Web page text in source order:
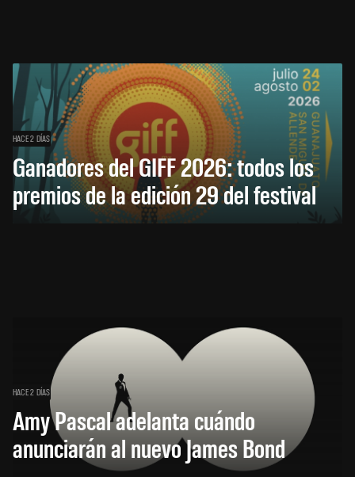
HACE 2 DÍAS
Ganadores del GIFF 2026: todos los
premios de la edición 29 del festival
HACE 2 DÍAS
Amy Pascal adelanta cuándo
anunciarán al nuevo James Bond